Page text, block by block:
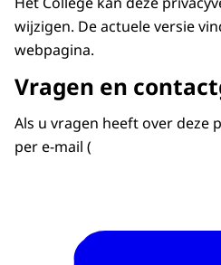
wijzigen. De actuele versie
webpagina.
Vragen en
Als u vragen heeft over deze
per e-mail (